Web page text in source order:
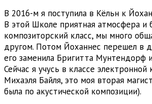
В 2016-м я поступила в Кёльн к
В этой Школе приятная атмосфера и
композиторский класс, мы много
другом. Потом Йоханнес перешел в
его заменила Бригитта Мунтендорф
Сейчас я учусь в классе электронной
Михаэля Байля, это моя вторая
была по акустической композиции).